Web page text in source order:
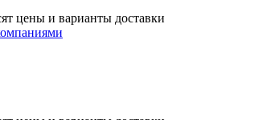
цены и варианты доставки